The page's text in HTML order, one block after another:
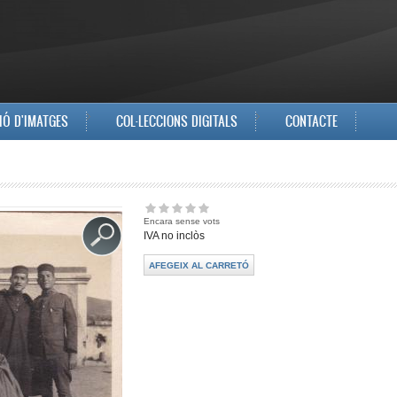
D'IMATGES COL·LECCIONS DIGITALS CONTACTE
Encara sense vots
IVA no inclòs